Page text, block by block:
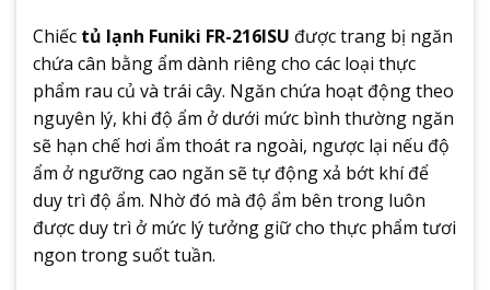
Chiếc tủ lạnh Funiki FR-216ISU được trang bị ngăn
chứa cân bằng ẩm dành riêng cho các loại thực
phẩm rau củ và trái cây. Ngăn chứa hoạt động theo
nguyên lý, khi độ ẩm ở dưới mức bình thường ngăn
sẽ hạn chế hơi ẩm thoát ra ngoài, ngược lại nếu độ
ẩm ở ngưỡng cao ngăn sẽ tự động xả bớt khí để
duy trì độ ẩm. Nhờ đó mà độ ẩm bên trong luôn
được duy trì ở mức lý tưởng giữ cho thực phẩm tươi
ngon trong suốt tuần.